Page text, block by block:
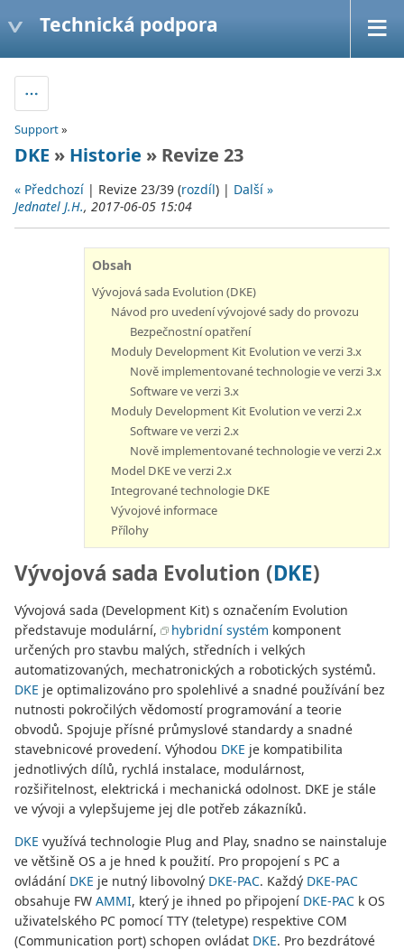
Technická podpora
Support»
DKE » Historie » Revize 23
« Předchozí | Revize 23/39 (rozdíl) | Další »
Jednatel J.H., 2017-06-05 15:04
Obsah
Vývojová sada Evolution (DKE)
Návod pro uvedení vývojové sady do provozu
Bezpečnostní opatření
Moduly Development Kit Evolution ve verzi 3.x
Nově implementované technologie ve verzi 3.x
Software ve verzi 3.x
Moduly Development Kit Evolution ve verzi 2.x
Software ve verzi 2.x
Nově implementované technologie ve verzi 2.x
Model DKE ve verzi 2.x
Integrované technologie DKE
Vývojové informace
Přílohy
Vývojová sada Evolution (DKE)
Vývojová sada (Development Kit) s označením Evolution
představuje modulární,
hybridní systém komponent
určených pro stavbu malých, středních i velkých
automatizovaných, mechatronických a robotických systémů.
DKE je optimalizováno pro spolehlivé a snadné používání bez
nutnosti pokročilých vědomostí programování a teorie
obvodů. Spojuje přísné průmyslové standardy a snadné
stavebnicové provedení. Výhodou DKE je kompatibilita
jednotlivých dílů, rychlá instalace, modulárnost,
rozšiřitelnost, elektrická i mechanická odolnost. DKE je stále
ve vývoji a vylepšujeme jej dle potřeb zákazníků.
DKE využívá technologie Plug and Play, snadno se nainstaluje
ve většině OS a je hned k použití. Pro propojení s PC a
ovládání DKE je nutný libovolný DKE-PAC. Každý DKE-PAC
obsahuje FW AMMI, který je ihned po připojení DKE-PAC k OS
uživatelského PC pomocí TTY (teletype) respektive COM
(Communication port) schopen ovládat DKE. Pro bezdrátové